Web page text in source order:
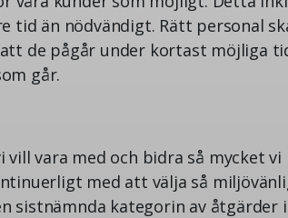
än nödvändigt. Rätt personal
de pågår under kortast möjliga
går.
vara med och bidra så mycket
med att välja så
sistnämnda kategorin av